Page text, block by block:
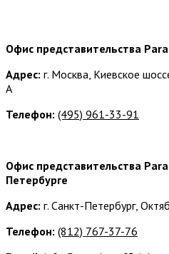
Офис представительства
Адрес: г. Москва, Киевское
А
Телефон: (495) 961-33-91
Офис представительства
Петербурге
Адрес: г. Санкт-Петербург,
Телефон: (812) 767-37-76